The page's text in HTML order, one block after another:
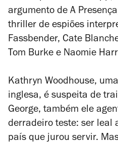
argumento de A Presença
thriller de espiões
Fassbender, Cate
Tom Burke e Naomie
Kathryn Woodhouse,
inglesa, é suspeita de
George, também ele
derradeiro teste: ser leal
país que jurou servir.